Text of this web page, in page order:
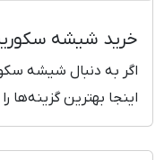
اگر به دنبال شیشه
اینجا بهترین گزینه‌ها
ساختمانی و تجاری.